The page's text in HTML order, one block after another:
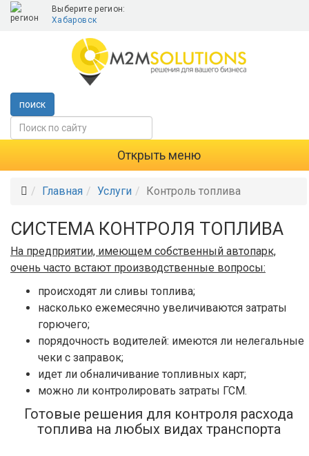
Выберите регион:
Хабаровск
поиск
Открыть меню
Главная Услуги Контроль топлива
СИСТЕМА КОНТРОЛЯ ТОПЛИВА
На предприятии, имеющем собственный автопарк,
очень часто встают производственные вопросы:
происходят ли сливы топлива;
насколько ежемесячно увеличиваются затраты
горючего;
порядочность водителей: имеются ли нелегальные
чеки с заправок;
идет ли обналичивание топливных карт;
можно ли контролировать затраты ГСМ.
Готовые решения для контроля расхода
топлива на любых видах транспорта